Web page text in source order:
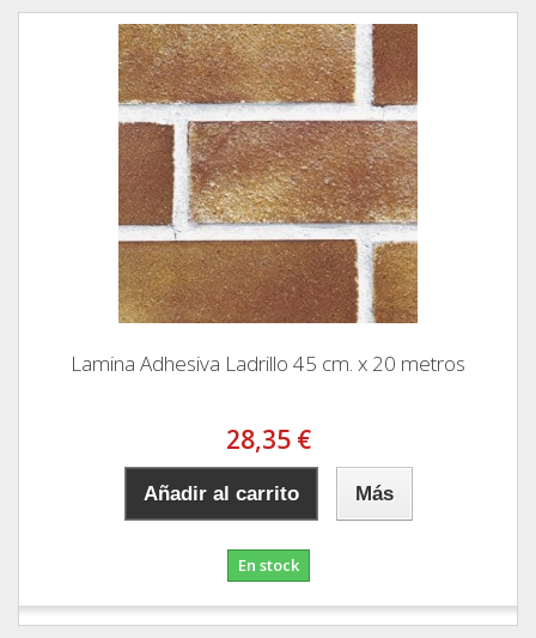
Lamina Adhesiva Ladrillo 45 cm. x 20 metros
28,35 €
Añadir al carrito Más
En stock